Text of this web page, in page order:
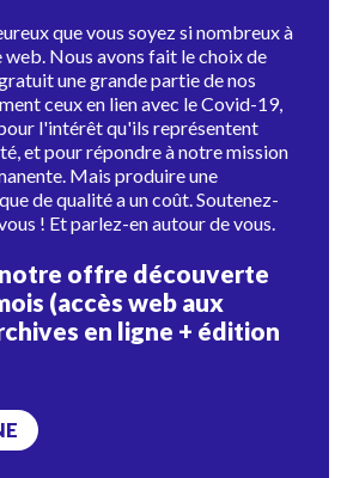
que vous soyez si nombreux à
web. Nous avons fait le choix de
une grande partie de nos
ceux en lien avec le Covid-19,
l'intérêt qu'ils représentent
et pour répondre à notre mission
Mais produire une
de qualité a un coût. Soutenez-
! Et parlez-en autour de vous.
offre découverte
(accès web aux
en ligne + édition